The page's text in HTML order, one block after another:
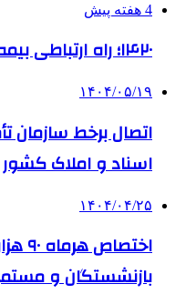
4 هفته پیش
۱۴۲۰؛ راه ارتباطی بیمه شدگان تأمین‌اجتماعی
۱۴۰۴/۰۵/۱۹
اتصال برخط سازمان
اسناد و املاک کشور
۱۴۰۴/۰۴/۲۵
بازنشستگان و